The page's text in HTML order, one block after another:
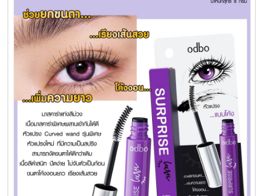
Xịt khoáng
Sữa rửa mặt | Tẩy trang | Lột mụn
Nước hoa hồng | Toner
Sản phẩm trang điểm khác
Kit | Samples các loại
Cushion | BB cream | CC cream
Giảm cân | Tăng cân
Sp chăm sóc da khác